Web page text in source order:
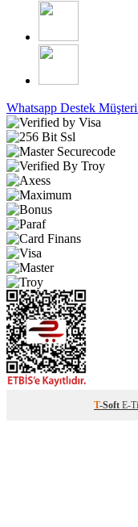
Whatsapp Destek
T-Soft E-